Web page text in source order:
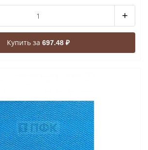
+
Купить за 697.48 ₽